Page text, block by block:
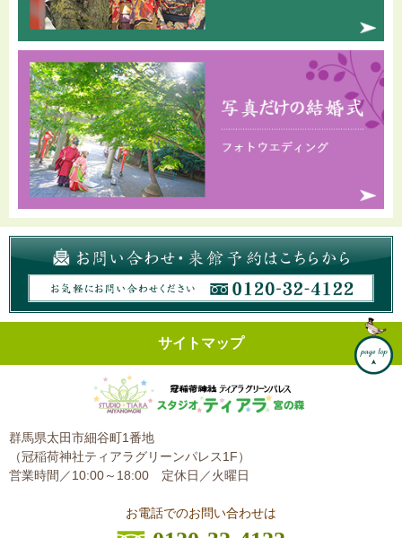
サイトマップ
群馬県太田市細谷町1番地
（冠稲荷神社ティアラグリーンパレス1F）
営業時間／10:00～18:00 定休日／火曜日
お電話でのお問い合わせは